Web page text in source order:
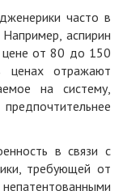
часто в
аспирин
цене от 80 до 150
ценах отражают
на систему,
в связи с
требующей от